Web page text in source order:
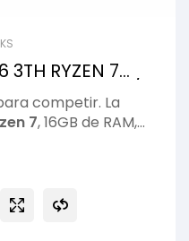
3TH RYZEN 7
competir. La
7, 16GB de RAM,
actuales, creación
Su pantalla
inmersiva y
por la calidad